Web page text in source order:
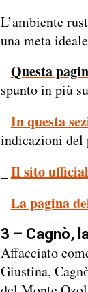
L’ambiente
una meta
Questa
spunto in più
In questa
indicazioni del
Il sito
La pagina
3 – Cagnò,
Affacciato
Giustina,